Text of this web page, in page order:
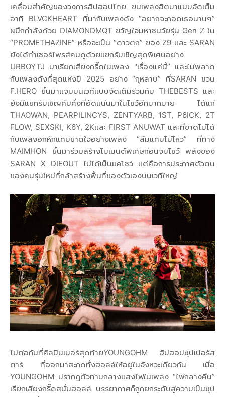
เคลื่อนสำคัญของวงการฮิปฮอปไทย ขนเพลงฮิตมาแบบจัดเต็ม
อาทิ BLVCKHEART ที่มากับเพลงดัง “อยากจะกอดเธอนานๆ”
ผนึกกำลังด้วย DIAMONDMQT ขวัญใจมหาชนวัยรุ่น Gen Z ใน
“PROMETHAZINE” หรือจะเป็น “ดาวตก” ของ Z9 และ SARAN
ยังได้ทำเซอร์ไพรส์คนดูด้วยแขกรับเชิญสุดพิเศษอย่าง
URBOYTJ มาเรียกเสียงกรี๊ดในเพลง "เรื่องแค่นี้” และไม่พลาด
กับเพลงดังที่สุดแห่งปี 2025 อย่าง “กุหลาบ” ที่SARAN ชวน
F.HERO ขึ้นมาแจมบนเวทีแบบจัดเต็มร่วมกับ THEBESTS และ
ยังมีแขกรับเชิญคับคั่งที่อัดแน่นมาในโชว์อีกมากมาย ได้แก่
THAOWAN, PEARPILINCYS, ZENTYARB, 1ST, P6ICK, 2T
FLOW, SEXSKI, K6Y, 2Kและ FIRST ANUWAT และที่ขาดไม่ได้
กับเพลงอกหักแทบขาดใจอย่างเพลง “ลืมแทบไม่ไหว” ที่ทาง
MAIMHON ขึ้นมาร่วมสร้างโมเมนต์พิเศษก่อนจบโชว์ พลังของ
SARAN X DIEOUT ไม่ได้เป็นแค่โชว์ แต่คือการประกาศตัวตน
ของคนรุ่นใหม่ที่กล้าสร้างพื้นที่ของตัวเองบนเวทีใหญ่
ไปต่อกันที่ศิลปินเบอร์สุดท้ายYOUNGOHM ฮิปฮอปซุปเปอร์ส
ตาร์ ที่ออกมาสะกดทั้งฮอลล์ให้อยู่ในจังหวะเดียวกัน เมื่อ
YOUNGOHM ปรากฎตัวท่ามกลางแสงไฟในเพลง “ไฟกลางคืน”
เรียกเสียงกรี๊ดสนั่นฮอลล์ บรรยากาศก็ถูกยกระดับสู่ความเป็นซุป